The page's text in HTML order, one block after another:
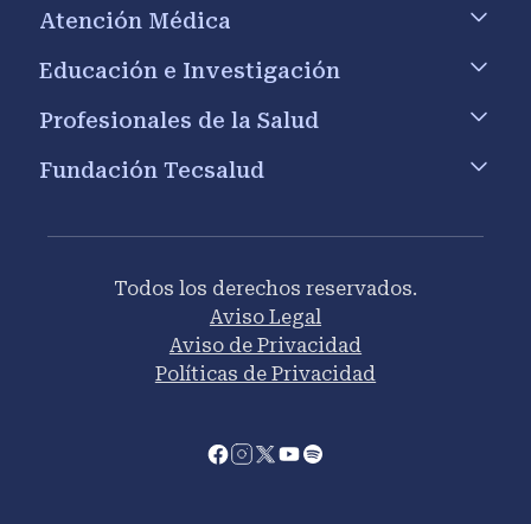
Atención Médica
Educación e Investigación
Profesionales de la Salud
Fundación Tecsalud
Todos los derechos reservados.
Aviso Legal
Aviso de Privacidad
Políticas de Privacidad